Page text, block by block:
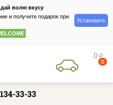
волю вкусу
и получите подарок при
Установить
0 руб
0
134-33-33